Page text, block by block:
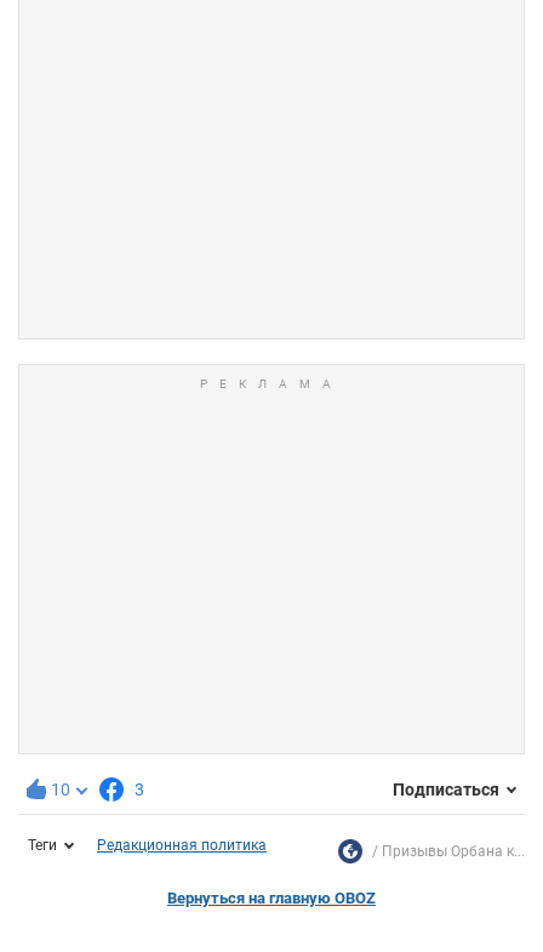
10 3 Подписаться
Теги Редакционная политика Призывы Орбана к...
Вернуться на главную OBOZ